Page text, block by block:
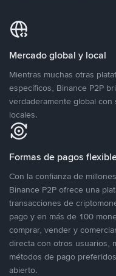
Mercado global y local
Mientras muchas otras
específicos, Binance P2P
verdaderamente global
locales.
Formas de pagos
Con la confianza de
Binance P2P ofrece una
transacciones de
pago y en más de 100
comprar, vender y
directa con otros usuarios,
métodos de pago
abierto.